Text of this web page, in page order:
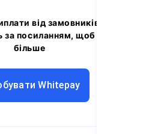
від замовників в цифрових
посиланням, щоб дізнатися
більше
Whitepay